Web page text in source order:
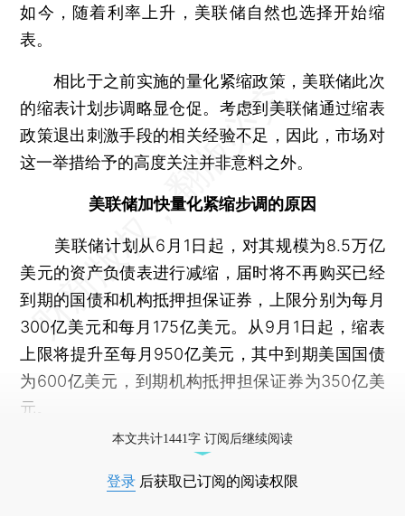
如今，随着利率上升，美联储自然也选择开始缩
表。
相比于之前实施的量化紧缩政策，美联储此次
的缩表计划步调略显仓促。考虑到美联储通过缩表
政策退出刺激手段的相关经验不足，因此，市场对
这一举措给予的高度关注并非意料之外。
美联储加快量化紧缩步调的原因
美联储计划从6月1日起，对其规模为8.5万亿
美元的资产负债表进行减缩，届时将不再购买已经
到期的国债和机构抵押担保证券，上限分别为每月
300亿美元和每月175亿美元。从9月1日起，缩表
上限将提升至每月950亿美元，其中到期美国国债
为600亿美元，到期机构抵押担保证券为350亿美
元。
本文共计1441字 订阅后继续阅读
登录 后获取已订阅的阅读权限